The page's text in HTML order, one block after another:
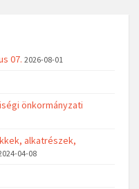
07. 2026-08-01
önkormányzati
alkatrészek,
04-08